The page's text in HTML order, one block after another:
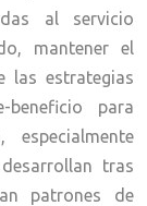
al servicio
mantener el
las estrategias
para
tras
patrones de